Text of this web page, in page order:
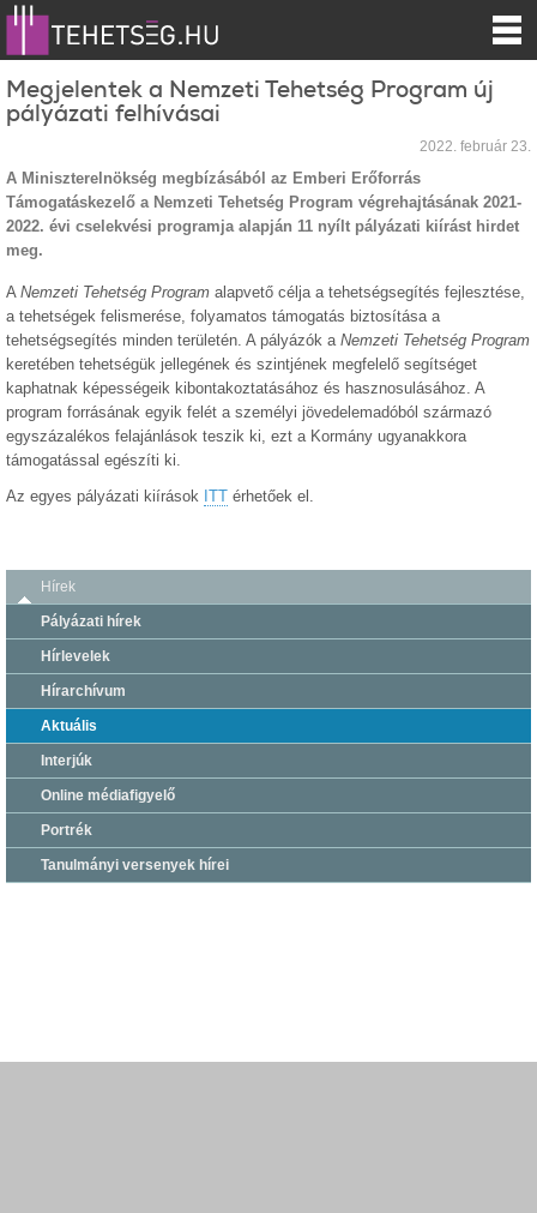
Megjelentek a Nemzeti Tehetség Program új
pályázati felhívásai
2022. február 23.
A Miniszterelnökség megbízásából az Emberi Erőforrás
Támogatáskezelő a Nemzeti Tehetség Program végrehajtásának 2021-
2022. évi cselekvési programja alapján 11 nyílt pályázati kiírást hirdet
meg.
A Nemzeti Tehetség Program alapvető célja a tehetségsegítés fejlesztése,
a tehetségek felismerése, folyamatos támogatás biztosítása a
tehetségsegítés minden területén. A pályázók a Nemzeti Tehetség Program
keretében tehetségük jellegének és szintjének megfelelő segítséget
kaphatnak képességeik kibontakoztatásához és hasznosulásához. A
program forrásának egyik felét a személyi jövedelemadóból származó
egyszázalékos felajánlások teszik ki, ezt a Kormány ugyanakkora
támogatással egészíti ki.
Az egyes pályázati kiírások ITT érhetőek el.
Hírek
Pályázati hírek
Hírlevelek
Hírarchívum
Aktuális
Interjúk
Online médiafigyelő
Portrék
Tanulmányi versenyek hírei